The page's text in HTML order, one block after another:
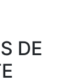
DE